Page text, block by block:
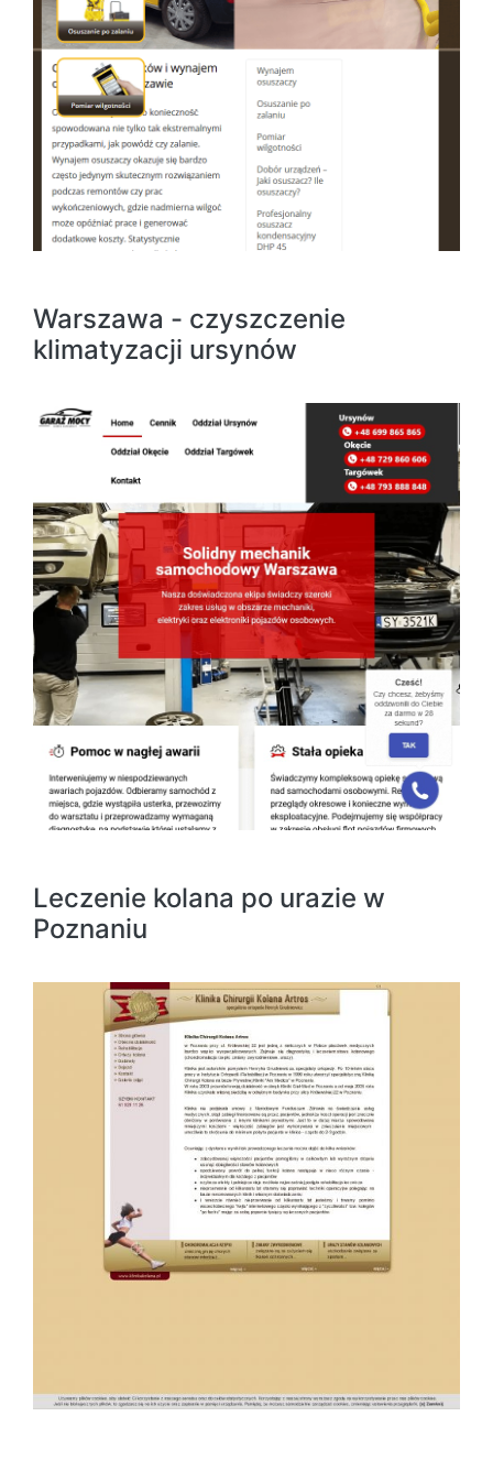
Warszawa - czyszczenie
klimatyzacji ursynów
Leczenie kolana po urazie w
Poznaniu